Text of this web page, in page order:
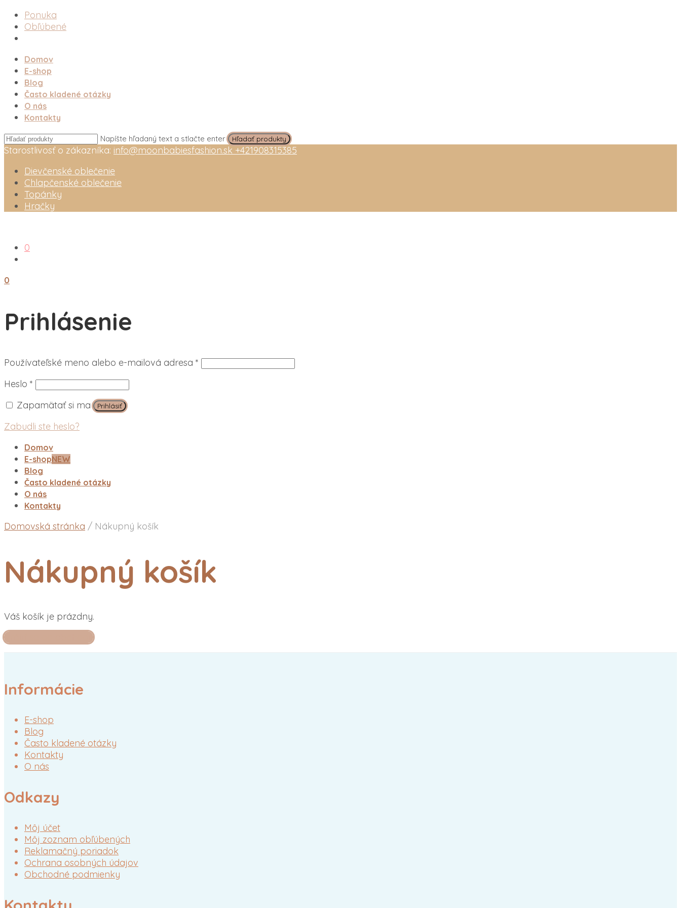
Ponuka
Obľúbené
Domov
E-shop
Blog
Často kladené otázky
O nás
Kontakty
Napíšte hľadaný text a stlačte enter
Starostlivosť o zákazníka: info@moonbabiesfashion.sk +421908315385
Dievčenské oblečenie
Chlapčenské oblečenie
Topánky
Hračky
0
0
Prihlásenie
Používateľské meno alebo e-mailová adresa * Povinné
Heslo * Povinné
Zapamätať si ma
Prihlásiť
Zabudli ste heslo?
Domov
E-shopNEW
Blog
Často kladené otázky
O nás
Kontakty
Domovská stránka / Nákupný košík
Nákupný košík
Váš košík je prázdny.
Vrátiť sa do obchodu
Informácie
E-shop
Blog
Často kladené otázky
Kontakty
O nás
Odkazy
Môj účet
Môj zoznam obľúbených
Reklamačný poriadok
Ochrana osobných údajov
Obchodné podmienky